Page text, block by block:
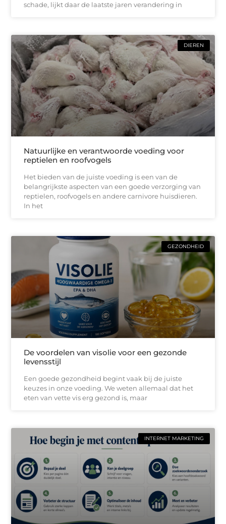
schade, lijkt daar de laatste jaren verandering in
DIEREN
Natuurlijke en verantwoorde voeding voor
reptielen en roofvogels
Het bieden van de juiste voeding is een van de
belangrijkste aspecten van een goede verzorging van
reptielen, roofvogels en andere carnivore huisdieren.
In het
GEZONDHEID
De voordelen van visolie voor een gezonde
levensstijl
Een goede gezondheid begint vaak bij de juiste
keuzes in onze voeding. We weten allemaal dat het
eten van vette vis erg gezond is, maar
INTERNET MARKETING